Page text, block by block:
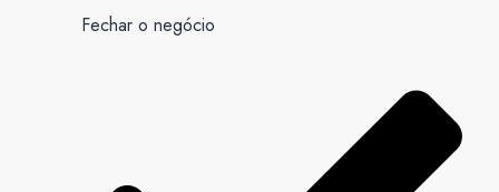
Fechar o negócio